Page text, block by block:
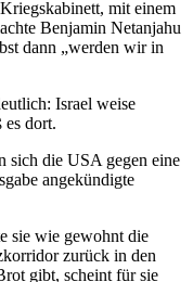
mit einem
Benjamin Netanjahu
dann „werden wir in
Israel weise
es dort.
sich die USA gegen eine
angekündigte
sie wie gewohnt die
zurück in den
gibt, scheint für sie